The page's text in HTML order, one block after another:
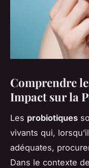
Comprendre
Impact sur la
Les probiotiques
vivants qui,
adéquates,
Dans le contexte